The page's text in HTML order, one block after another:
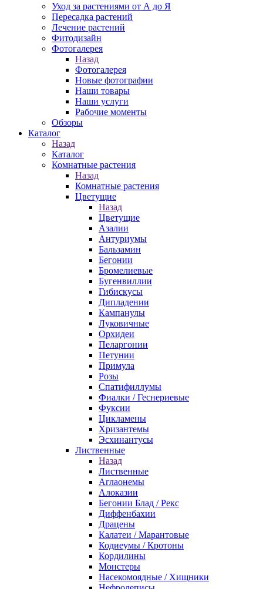
Уход за растениями от А до Я
Пересадка растений
Лечение растений
Фитодизайн
Фотогалерея
Назад
Фотогалерея
Новые фотографии
Наши товары
Наши услуги
Рабочие моменты
Обзоры
Каталог
Назад
Каталог
Комнатные растения
Назад
Комнатные растения
Цветущие
Назад
Цветущие
Азалии
Антуриумы
Бальзамин
Бегонии
Бромелиевые
Бугенвиллии
Гибискусы
Дипладении
Кампанулы
Луковичные
Орхидеи
Пеларгонии
Петунии
Примула
Розы
Спатифиллумы
Фиалки / Геснериевые
Фуксии
Цикламены
Хризантемы
Эсхинантусы
Лиственные
Назад
Лиственные
Аглаонемы
Алоказии
Бегонии Блад / Рекс
Диффенбахии
Драцены
Калатеи / Марантовые
Кодиеумы / Кротоны
Кордилины
Монстеры
Насекомоядные / Хищники